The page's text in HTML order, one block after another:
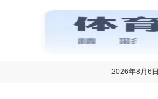
2026年8月6日